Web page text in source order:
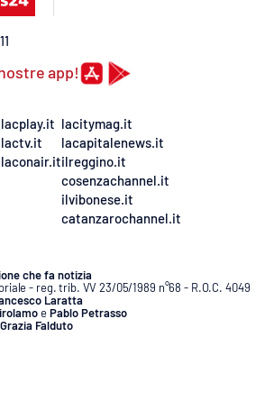
app!
lacplay.it
lactv.it
laconair.it
lacitymag.it
lacapitalenews.it
ilreggino.it
cosenzachannel.it
ilvibonese.it
catanzarochannel.it
che fa notizia
- reg. trib. VV 23/05/1989 n°68 - R.O.C. 4049
Laratta
ePablo Petrasso
Falduto